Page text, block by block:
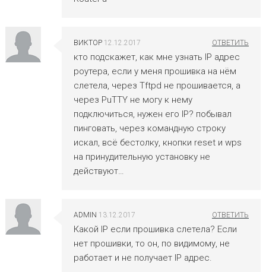
ВИКТОР 12.12.2017
кто подскажет, как мне узнать IP адрес
роутера, если у меня прошивка на нём
слетела, через Tftpd не прошивается, а
через PuTTY не могу к нему
подключиться, нужен его IP? побывал
пинговать, через командную строку
искал, всё бестолку, кнопки reset и wps
на принудительную установку не
действуют…
ADMIN 13.12.2017
Какой IP если прошивка слетела? Если
нет прошивки, то он, по видимому, не
работает и не получает IP адрес.